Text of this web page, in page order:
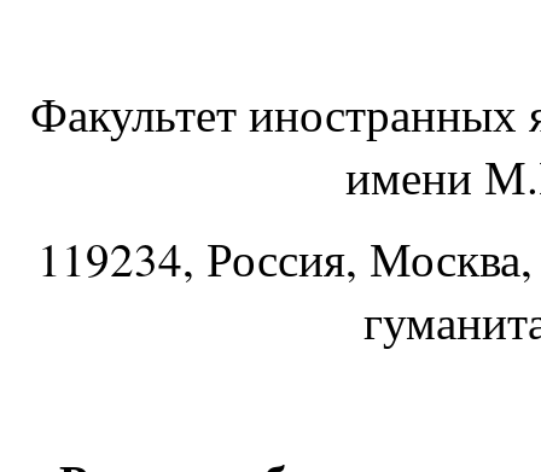
Факультет
имени
119234, Россия,